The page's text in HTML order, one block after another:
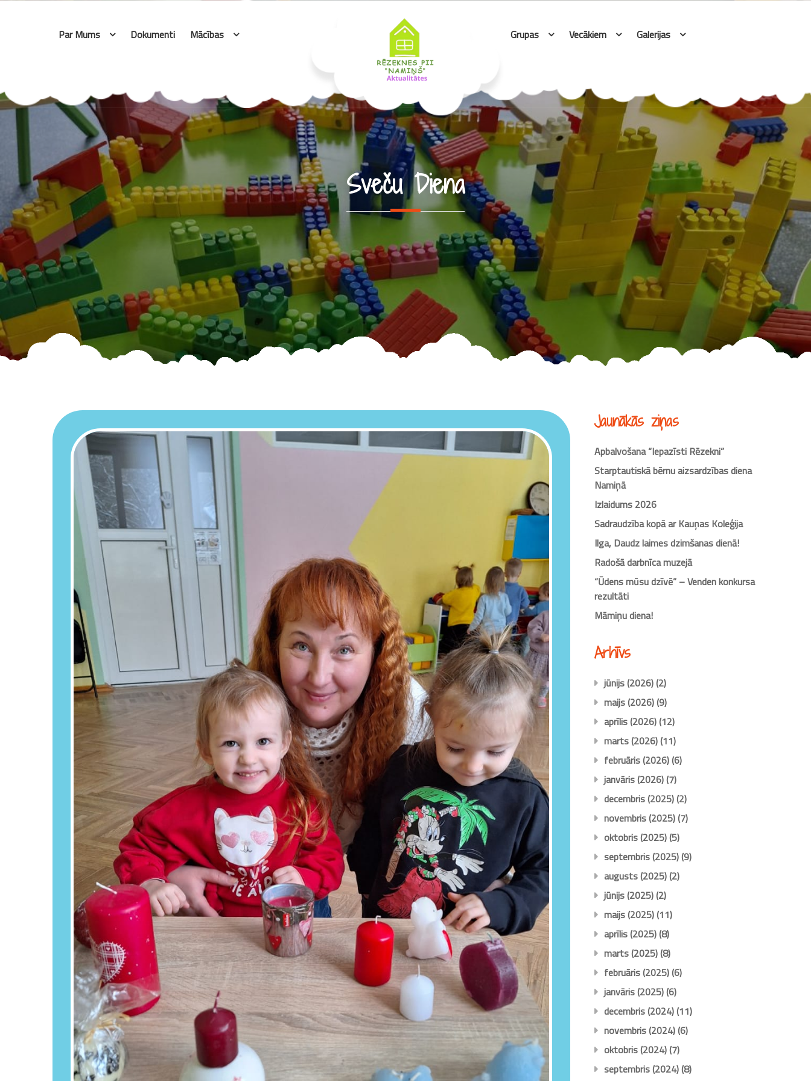
Par Mums Dokumenti Mācības Grupas Vecākiem Galerijas
Sveču Diena
Jaunākās ziņas
Apbalvošana “Iepazīsti Rēzekni”
Starptautiskā bērnu aizsardzības diena
Namiņā
Izlaidums 2026
Sadraudzība kopā ar Kauņas Koleģija
Ilga, Daudz laimes dzimšanas dienā!
Radošā darbnīca muzejā
“Ūdens mūsu dzīvē” – Venden konkursa
rezultāti
Māmiņu diena!
Arhīvs
jūnijs (2026)(2)
maijs (2026)(9)
aprīlis (2026)(12)
marts (2026)(11)
februāris (2026)(6)
janvāris (2026)(7)
decembris (2025)(2)
novembris (2025)(7)
oktobris (2025)(5)
septembris (2025)(9)
augusts (2025)(2)
jūnijs (2025)(2)
maijs (2025)(11)
aprīlis (2025)(8)
marts (2025)(8)
februāris (2025)(6)
janvāris (2025)(6)
decembris (2024)(11)
novembris (2024)(6)
oktobris (2024)(7)
septembris (2024)(8)